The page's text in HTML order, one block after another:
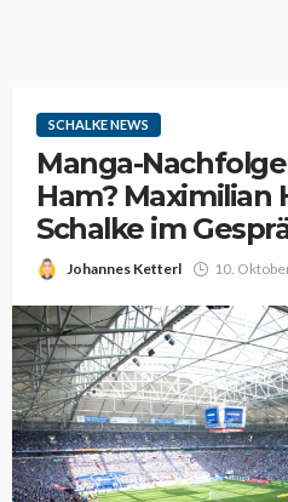
SCHALKE NEWS
Manga-
Ham? Maximilian
Schalke im
Johannes Ketterl 10.